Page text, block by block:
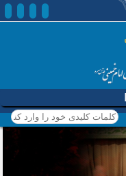
کلمات کلیدی خود را وارد
کنید